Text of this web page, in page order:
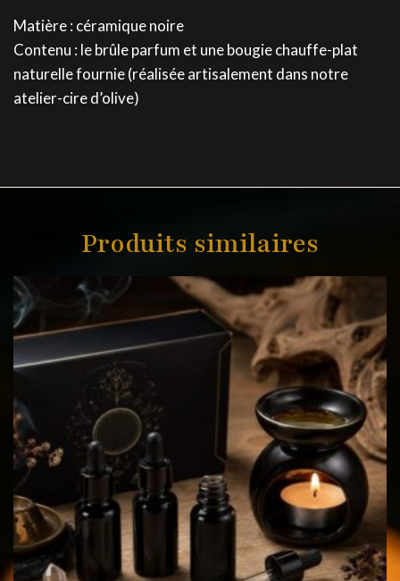
Matière : céramique noire
Contenu : le brûle parfum et une bougie chauffe-plat
naturelle fournie (réalisée artisalement dans notre
atelier-cire d’olive)
Produits similaires
Le
prix
initial
était :
29,97€.
prix
actuel
est :
24,99€.